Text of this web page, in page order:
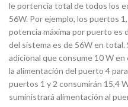
le portencia total de todos los
56W. Por ejemplo, los puertos
potencia máxima por puerto es
del sistema es de 56W en total.
adicional que consume 10 W
la alimentación del puerto 4
puertos 1 y 2 consumirán 15,4
suministrará alimentación al